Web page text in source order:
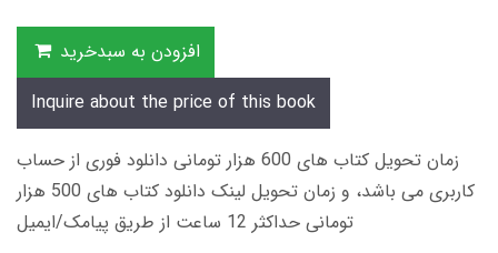
افزودن به سبدخرید
Inquire about the price of this book
زمان تحویل کتاب های 600 هزار تومانی دانلود فوری از حساب
کاربری می باشد، و زمان تحویل لینک دانلود کتاب های 500 هزار
تومانی حداکثر 12 ساعت از طریق پیامک/ایمیل